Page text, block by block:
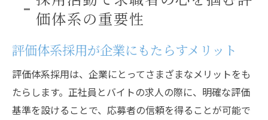
求職者にとっての評価体系の影響
求人情報の魅力を高めるための評価基準設定法
応募者を引きつける求人情報のポイント
競合と差別化を図る評価基準の策定方法
求人情報の信頼性を高める評価基準
採用活動での効果的な評価基準利用法
価体系の重要性
評価体系採用が企業にもたらすメリット
評価体系採用は、企業にとってさまざまなメリットをも
たらします。正社員とバイトの求人の際に、明確な評価
基準を設けることで、応募者の信頼を得ることが可能で